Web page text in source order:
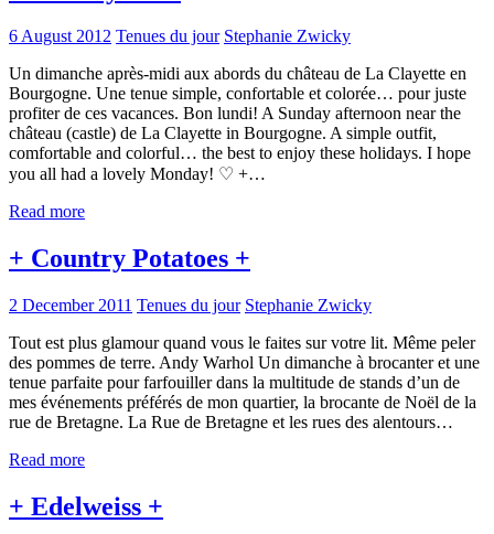
6 August 2012 Tenues du jour Stephanie Zwicky
Un dimanche après-midi aux abords du château de La Clayette en
Bourgogne. Une tenue simple, confortable et colorée… pour juste
profiter de ces vacances. Bon lundi! A Sunday afternoon near the
château (castle) de La Clayette in Bourgogne. A simple outfit,
comfortable and colorful… the best to enjoy these holidays. I hope
you all had a lovely Monday! ♡ +…
Read more
+ Country Potatoes +
2 December 2011 Tenues du jour Stephanie Zwicky
Tout est plus glamour quand vous le faites sur votre lit. Même peler
des pommes de terre. Andy Warhol Un dimanche à brocanter et une
tenue parfaite pour farfouiller dans la multitude de stands d’un de
mes événements préférés de mon quartier, la brocante de Noël de la
rue de Bretagne. La Rue de Bretagne et les rues des alentours…
Read more
+ Edelweiss +